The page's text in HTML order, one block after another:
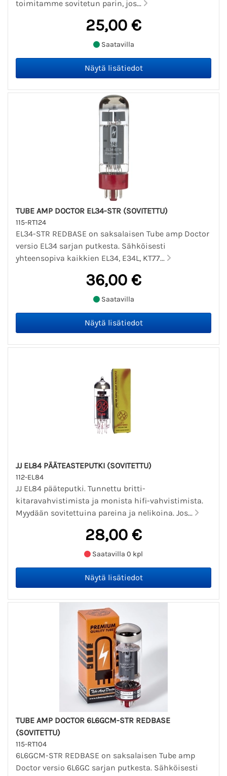
toimitamme sovitetun parin, jos...
25,00 €
Saatavilla
TUBE AMP DOCTOR EL34-STR (SOVITETTU)
115-RT124
EL34-STR REDBASE on saksalaisen Tube amp Doctor
versio EL34 sarjan putkesta. Sähköisesti
yhteensopiva kaikkien EL34, E34L, KT77...
36,00 €
Saatavilla
JJ EL84 PÄÄTEASTEPUTKI (SOVITETTU)
112-EL84
JJ EL84 pääteputki. Tunnettu britti-
kitaravahvistimista ja monista hifi-vahvistimista.
Myydään sovitettuina pareina ja nelikoina. Jos...
28,00 €
Saatavilla 0 kpl
TUBE AMP DOCTOR 6L6GCM-STR REDBASE
(SOVITETTU)
115-RT104
6L6GCM-STR REDBASE on saksalaisen Tube amp
Doctor versio 6L6GC sarjan putkesta. Sähköisesti